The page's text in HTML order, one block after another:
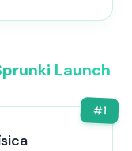
Launch
#1